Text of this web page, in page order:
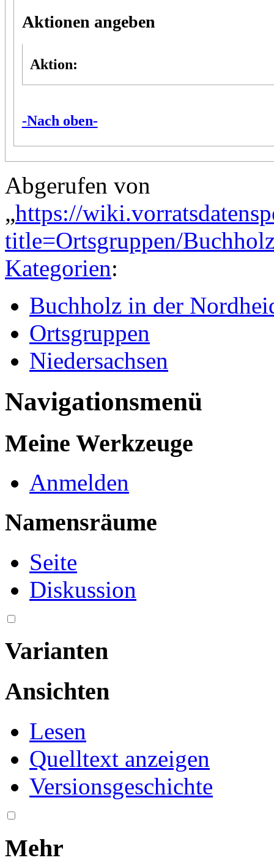
Aktionen angeben
Aktion:
-Nach oben-
Abgerufen von
„https://
title=Ortsgruppen/
Kategorien:
Buchholz in der
Ortsgruppen
Niedersachsen
Navigationsmenü
Meine Werkzeuge
Anmelden
Namensräume
Seite
Diskussion
Varianten
Ansichten
Lesen
Quelltext anzeigen
Versionsgeschichte
Mehr